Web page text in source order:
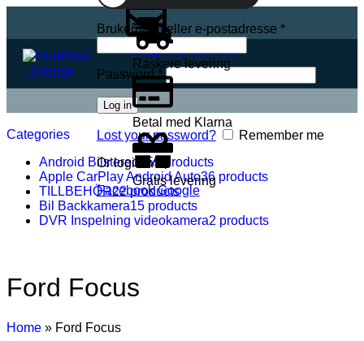
info@nordnavi.com
Brukernavn eller e-postadresse *
Password*
Log in
Lost your password?
Remember me
Or login with
FacebookGoogle
Raskere levering
Betal med Klarna
Gratis levering
Categories
Android Bilstereo
159 products
Apple CarPlay Android Auto36 products
TILLBEHÖR22 products
Bil Backkamera15 products
DVR Inspelning videokamera2 products
Ford Focus
Home » Ford Focus